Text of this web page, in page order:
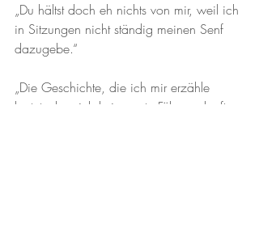
„Du hältst doch eh nichts von mir, weil ich
in Sitzungen nicht ständig meinen Senf
dazugebe.“
„Die Geschichte, die ich mir erzähle
lautet, dass ich keine gute Führungskraft